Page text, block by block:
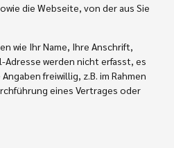
die Webseite, von der aus Sie
wie Ihr Name, Ihre Anschrift,
Adresse werden nicht erfasst, es
freiwillig, z.B. im Rahmen
eines Vertrages oder